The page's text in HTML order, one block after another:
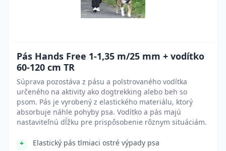
Pás Hands Free 1-1,35 m/25 mm + vodítko
60-120 cm TR
Súprava pozostáva z pásu a polstrovaného vodítka
určeného na aktivity ako dogtrekking alebo beh so
psom. Pás je vyrobený z elastického materiálu, ktorý
absorbuje náhle pohyby psa. Vodítko a pás majú
nastaviteľnú dĺžku pre prispôsobenie rôznym situáciám.
Elastický pás tlmiaci ostré výpady psa